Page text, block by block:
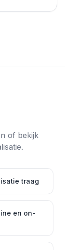
of bekijk
traag
en on-